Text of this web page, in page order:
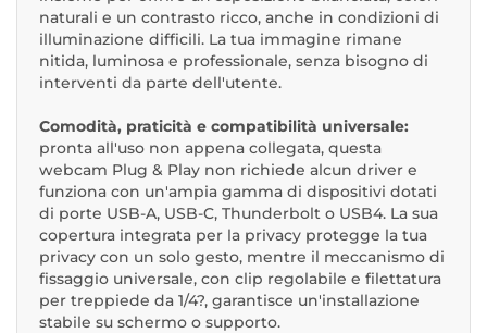
naturali e un contrasto ricco, anche in condizioni di
illuminazione difficili. La tua immagine rimane
nitida, luminosa e professionale, senza bisogno di
interventi da parte dell'utente.
Comodità, praticità e compatibilità universale:
pronta all'uso non appena collegata, questa
webcam Plug & Play non richiede alcun driver e
funziona con un'ampia gamma di dispositivi dotati
di porte USB-A, USB-C, Thunderbolt o USB4. La sua
copertura integrata per la privacy protegge la tua
privacy con un solo gesto, mentre il meccanismo di
fissaggio universale, con clip regolabile e filettatura
per treppiede da 1/4?, garantisce un'installazione
stabile su schermo o supporto.